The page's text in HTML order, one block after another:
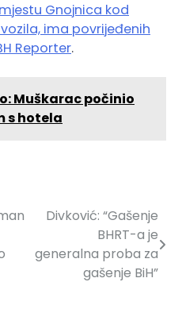
Gnojnica kod
ima povrijeđenih
Reporter.
Muškarac počinio
s hotela
Divković: “Gašenje
BHRT-a je
generalna proba za
gašenje BiH”